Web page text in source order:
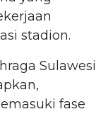
stadion.
Sulawesi
fase